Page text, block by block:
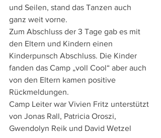
und Seilen, stand das Tanzen auch
ganz weit vorne.
Zum Abschluss der 3 Tage gab es mit
den Eltern und Kindern einen
Kinderpunsch Abschluss. Die Kinder
fanden das Camp „voll Cool“ aber auch
von den Eltern kamen positive
Rückmeldungen.
Camp Leiter war Vivien Fritz unterstützt
von Jonas Rall, Patricia Oroszi,
Gwendolyn Reik und David Wetzel